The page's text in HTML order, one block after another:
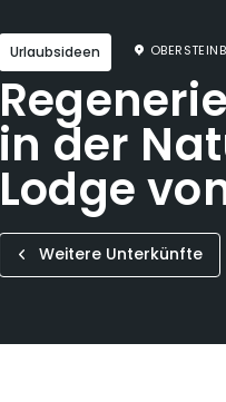
Urlaubsideen
in der
Lodge
Weitere Unterkünfte